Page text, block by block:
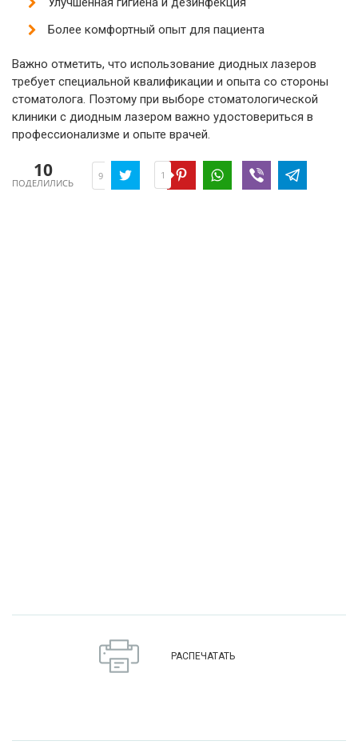
Более комфортный опыт для пациента
Важно отметить, что использование диодных лазеров
требует специальной квалификации и опыта со стороны
стоматолога. Поэтому при выборе стоматологической
клиники с диодным лазером важно удостовериться в
профессионализме и опыте врачей.
10
ПОДЕЛИЛИСЬ
9 1
РАСПЕЧАТАТЬ